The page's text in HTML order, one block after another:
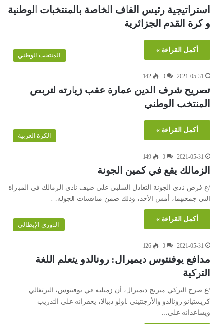
استراتيجية رئيس الفاف الخاصة بالمنتخبات الوطنية
و كرة القدم الجزائرية
أكمل القراءة »
المنتخب الوطني
2021-05-31
0
142
تصريح شرف الدين عمارة عقب زيارته لتربص
المنتخب الوطني
أكمل القراءة »
الكرة العربية
2021-05-31
0
149
الزمالك يقع في كمين الجونة
/ع فرض نادي الجونة التعادل السلبي على ضيف نادي الزمالك في المباراة
التي جمعتهما، أمس الأحد، وذلك ضمن منافسات الجولة…
أكمل القراءة »
الدوري الإيطالي
2021-05-31
0
126
مدافع يوفنتوس ديميرال: رونالدو يتعلم اللغة
التركية
/ع صرح التركي ميريح ديميرال، أن زميليه في يوفنتوس، البرتغالي
كريستيانو رونالدو والأرجنتيني باولو ديبالا، يحفزانه على التدريب
ويساعدانه على…